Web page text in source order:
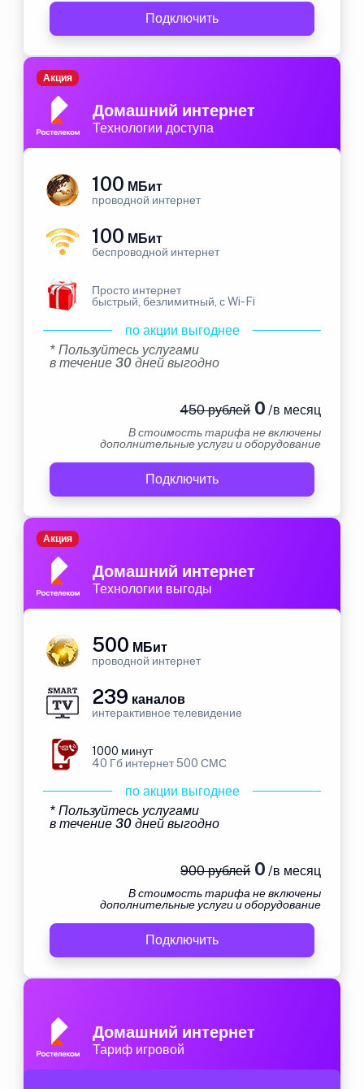
Подключить
Домашний интернет
Технологии доступа
Акция
100 МБит
проводной интернет
100 МБит
беспроводной интернет
Просто интернет
быстрый, безлимитный, с Wi-Fi
по акции выгоднее
* Пользуйтесь услугами
в течение 30 дней выгодно
450 рублей0 /в месяц
В стоимость тарифа не включены
дополнительные услуги и оборудование
Подключить
Домашний интернет
Технологии выгоды
Акция
500 МБит
проводной интернет
239 каналов
интерактивное телевидение
1000 минут
40 Гб интернет 500 СМС
по акции выгоднее
* Пользуйтесь услугами
в течение 30 дней выгодно
900 рублей0 /в месяц
В стоимость тарифа не включены
дополнительные услуги и оборудование
Подключить
Домашний интернет
Тариф игровой